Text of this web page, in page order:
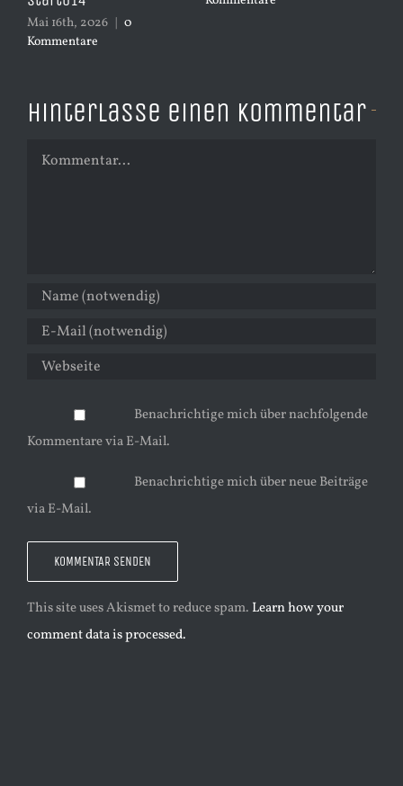
Mai 16th, 2026 | 0
Kommentare
Hinterlasse einen Kommentar
Kommentar
Benachrichtige mich über nachfolgende
Kommentare via E-Mail.
Benachrichtige mich über neue Beiträge
via E-Mail.
This site uses Akismet to reduce spam. Learn how your
comment data is processed.